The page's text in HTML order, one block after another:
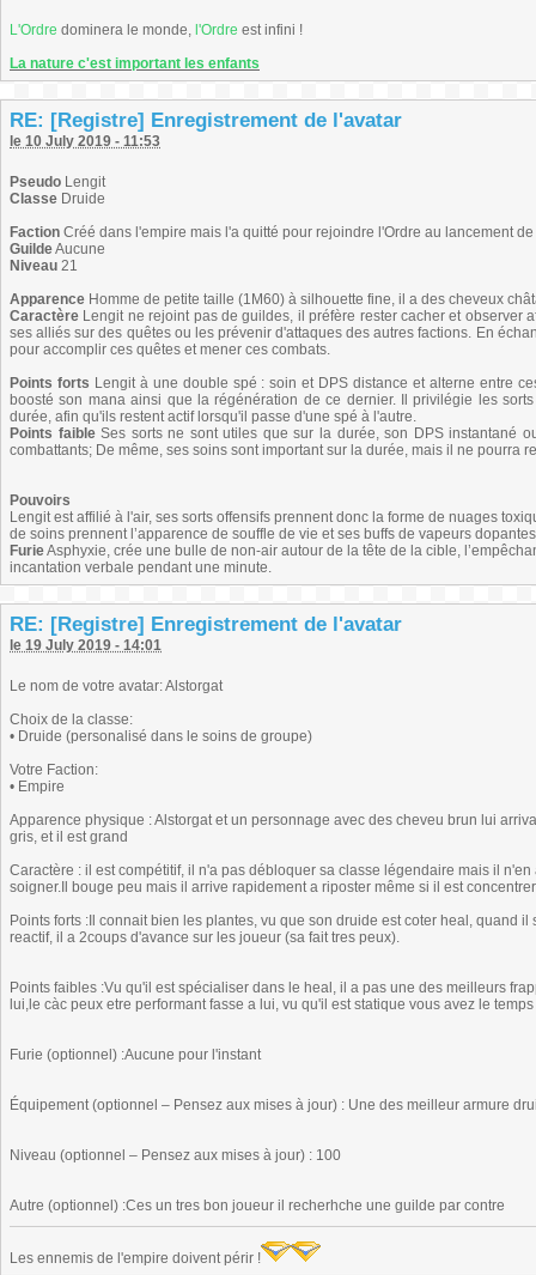
L'Ordre dominera le monde, l'Ordre est infini !
La nature c'est important les enfants
RE: [Registre] Enregistrement de l'avatar
le 10 July 2019 - 11:53
Pseudo Lengit
Classe Druide
Faction Créé dans l'empire mais l'a quitté pour rejoindre l'Ordre au lancement
GuildeAucune
Niveau 21
Apparence Homme de petite taille (1M60) à silhouette fine, il a des cheveux
Caractère Lengit ne rejoint pas de guildes, il préfère rester cacher et observer
ses alliés sur des quêtes ou les prévenir d'attaques des autres factions. En
pour accomplir ces quêtes et mener ces combats.
Points forts Lengit à une double spé : soin et DPS distance et alterne entre
boosté son mana ainsi que la régénération de ce dernier. Il privilégie les
durée, afin qu'ils restent actif lorsqu'il passe d'une spé à l'autre.
Points faibleSes sorts ne sont utiles que sur la durée, son DPS instantané
combattants; De même, ses soins sont important sur la durée, mais il ne pourra
Pouvoirs
Lengit est affilié à l'air, ses sorts offensifs prennent donc la forme de nuages
de soins prennent l’apparence de souffle de vie et ses buffs de vapeurs
FurieAsphyxie, crée une bulle de non-air autour de la tête de la cible,
incantation verbale pendant une minute.
RE: [Registre] Enregistrement de l'avatar
le 19 July 2019 - 14:01
Le nom de votre avatar: Alstorgat
Choix de la classe:
• Druide (personalisé dans le soins de groupe)
Votre Faction:
• Empire
Apparence physique : Alstorgat et un personnage avec des cheveu brun lui
gris, et il est grand
Caractère : il est compétitif, il n'a pas débloquer sa classe légendaire mais il
soigner.Il bouge peu mais il arrive rapidement a riposter même si il est
Points forts :Il connait bien les plantes, vu que son druide est coter heal, quand
reactif, il a 2coups d'avance sur les joueur (sa fait tres peux).
Points faibles :Vu qu'il est spécialiser dans le heal, il a pas une des meilleurs
lui,le càc peux etre performant fasse a lui, vu qu'il est statique vous avez le
Furie (optionnel) :Aucune pour l'instant
Équipement (optionnel – Pensez aux mises à jour) : Une des meilleur armure
Niveau (optionnel – Pensez aux mises à jour) : 100
Autre (optionnel) :Ces un tres bon joueur il recherhche une guilde par contre
Les ennemis de l'empire doivent périr !